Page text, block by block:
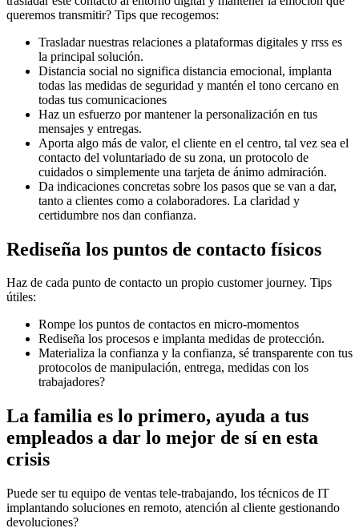
queremos transmitir? Tips que recogemos:
Trasladar nuestras relaciones a plataformas digitales y rrss es
la principal solución.
Distancia social no significa distancia emocional, implanta
todas las medidas de seguridad y mantén el tono cercano en
todas tus comunicaciones
Haz un esfuerzo por mantener la personalización en tus
mensajes y entregas.
Aporta algo más de valor, el cliente en el centro, tal vez sea el
contacto del voluntariado de su zona, un protocolo de
cuidados o simplemente una tarjeta de ánimo admiración.
Da indicaciones concretas sobre los pasos que se van a dar,
tanto a clientes como a colaboradores. La claridad y
certidumbre nos dan confianza.
Rediseña los puntos de contacto físicos
Haz de cada punto de contacto un propio customer journey. Tips
útiles:
Rompe los puntos de contactos en micro-momentos
Rediseña los procesos e implanta medidas de protección.
Materializa la confianza y la confianza, sé transparente con tus
protocolos de manipulación, entrega, medidas con los
trabajadores?
La familia es lo primero, ayuda a tus
empleados a dar lo mejor de sí en esta
crisis
Puede ser tu equipo de ventas tele-trabajando, los técnicos de IT
implantando soluciones en remoto, atención al cliente gestionando
devoluciones?